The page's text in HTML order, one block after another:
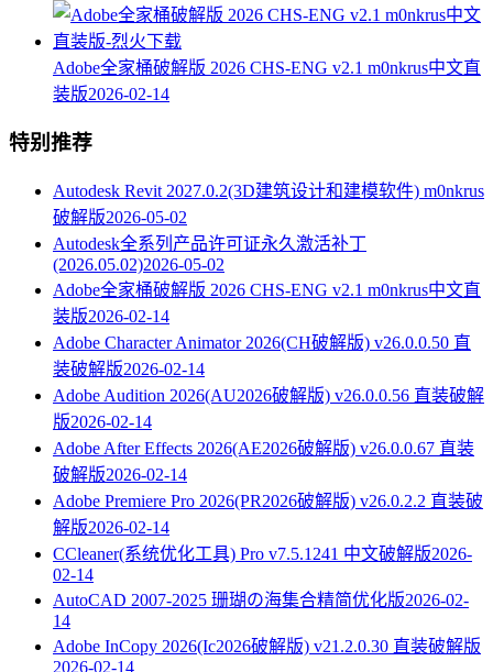
Adobe全家桶破解版 2026 CHS-ENG v2.1 m0nkrus中文直
装版2026-02-14
特别推荐
Autodesk Revit 2027.0.2(3D建筑设计和建模软件) m0nkrus
破解版2026-05-02
Autodesk全系列产品许可证永久激活补丁
(2026.05.02)2026-05-02
Adobe全家桶破解版 2026 CHS-ENG v2.1 m0nkrus中文直
装版2026-02-14
Adobe Character Animator 2026(CH破解版) v26.0.0.50 直
装破解版2026-02-14
Adobe Audition 2026(AU2026破解版) v26.0.0.56 直装破解
版2026-02-14
Adobe After Effects 2026(AE2026破解版) v26.0.0.67 直装
破解版2026-02-14
Adobe Premiere Pro 2026(PR2026破解版) v26.0.2.2 直装破
解版2026-02-14
CCleaner(系统优化工具) Pro v7.5.1241 中文破解版2026-
02-14
AutoCAD 2007-2025 珊瑚の海集合精简优化版2026-02-
14
Adobe InCopy 2026(Ic2026破解版) v21.2.0.30 直装破解版
2026-02-14